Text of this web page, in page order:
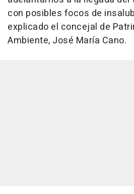
con posibles focos de
explicado el concejal de
Ambiente, José María Cano.